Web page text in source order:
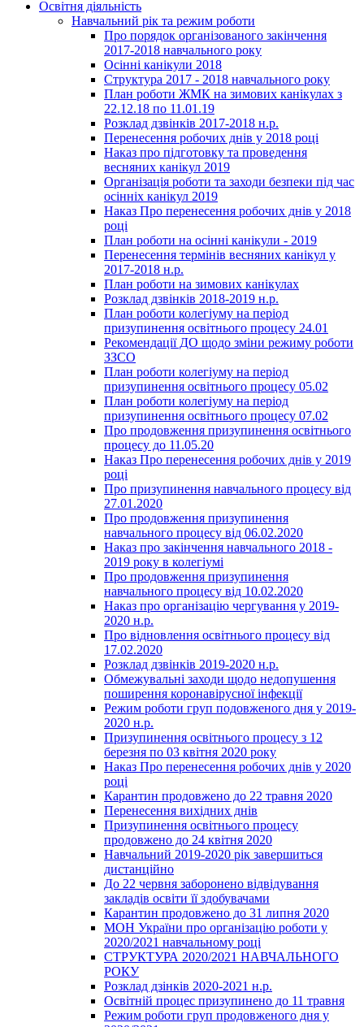
Освітня діяльність
Навчальний рік та режим роботи
Про порядок організованого закінчення
2017-2018 навчального року
Осінні канікули 2018
Структура 2017 - 2018 навчального року
План роботи ЖМК на зимових канікулах з
22.12.18 по 11.01.19
Розклад дзвінків 2017-2018 н.р.
Перенесення робочих днів у 2018 році
Наказ про підготовку та проведення
весняних канікул 2019
Організація роботи та заходи безпеки під час
осінніх канікул 2019
Наказ Про перенесення робочих днів у 2018
році
План роботи на осінні канікули - 2019
Перенесення термінів весняних канікул у
2017-2018 н.р.
План роботи на зимових канікулах
Розклад дзвінків 2018-2019 н.р.
План роботи колегіуму на період
призупинення освітнього процесу 24.01
Рекомендації ДО щодо зміни режиму роботи
ЗЗСО
План роботи колегіуму на період
призупинення освітнього процесу 05.02
План роботи колегіуму на період
призупинення освітнього процесу 07.02
Про продовження призупинення освітнього
процесу до 11.05.20
Наказ Про перенесення робочих днів у 2019
році
Про призупинення навчального процесу від
27.01.2020
Про продовження призупинення
навчального процесу від 06.02.2020
Наказ про закінчення навчального 2018 -
2019 року в колегіумі
Про продовження призупинення
навчального процесу від 10.02.2020
Наказ про організацію чергування у 2019-
2020 н.р.
Про відновлення освітнього процесу від
17.02.2020
Розклад дзвінків 2019-2020 н.р.
Обмежувальні заходи щодо недопушення
поширення коронавірусної інфекції
Режим роботи груп подовженого дня у 2019-
2020 н.р.
Призупинення освітнього процесу з 12
березня по 03 квітня 2020 року
Наказ Про перенесення робочих днів у 2020
році
Карантин продовжено до 22 травня 2020
Перенесення вихідних днів
Призупинення освітнього процесу
продовжено до 24 квітня 2020
Навчальний 2019-2020 рік завершиться
дистанційно
До 22 червня заборонено відвідування
закладів освіти її здобувачами
Карантин продовжено до 31 липня 2020
МОН України про організацію роботи у
2020/2021 навчальному році
СТРУКТУРА 2020/2021 НАВЧАЛЬНОГО
РОКУ
Розклад дзінків 2020-2021 н.р.
Освітній процес призупинено до 11 травня
Режим роботи груп продовженого дня у